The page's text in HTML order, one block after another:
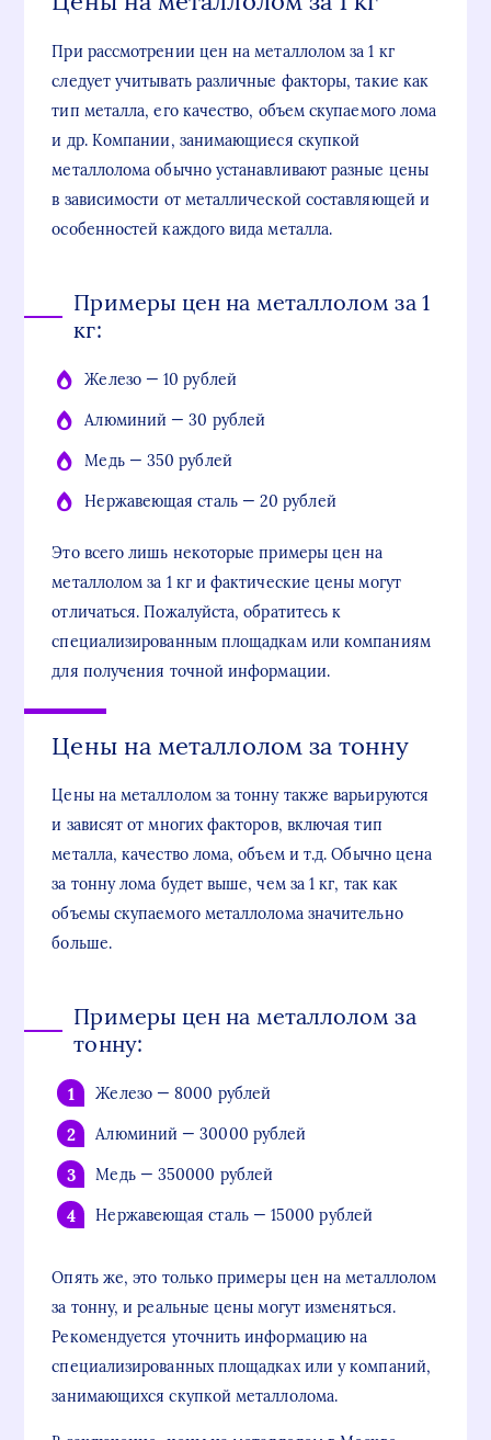
При рассмотрении цен на металлолом за 1 кг
следует учитывать различные факторы, такие как
тип металла, его качество, объем скупаемого лома
и др. Компании, занимающиеся скупкой
металлолома обычно устанавливают разные цены
в зависимости от металлической составляющей и
особенностей каждого вида металла.
Примеры цен на металлолом за 1
кг:
Железо — 10 рублей
Алюминий — 30 рублей
Медь — 350 рублей
Нержавеющая сталь — 20 рублей
Это всего лишь некоторые примеры цен на
металлолом за 1 кг и фактические цены могут
отличаться. Пожалуйста, обратитесь к
специализированным площадкам или компаниям
для получения точной информации.
Цены на металлолом за тонну
Цены на металлолом за тонну также варьируются
и зависят от многих факторов, включая тип
металла, качество лома, объем и т.д. Обычно цена
за тонну лома будет выше, чем за 1 кг, так как
объемы скупаемого металлолома значительно
больше.
Примеры цен на металлолом за
тонну:
Железо — 8000 рублей
Алюминий — 30000 рублей
Медь — 350000 рублей
Нержавеющая сталь — 15000 рублей
Опять же, это только примеры цен на металлолом
за тонну, и реальные цены могут изменяться.
Рекомендуется уточнить информацию на
специализированных площадках или у компаний,
занимающихся скупкой металлолома.